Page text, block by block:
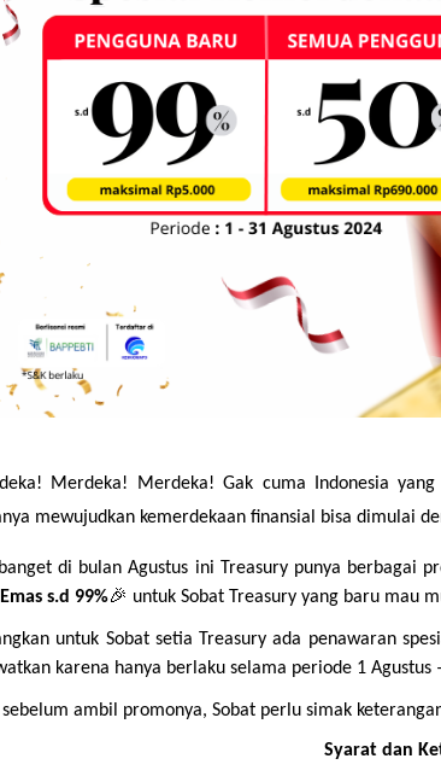
Merdeka! Merdeka! Gak cuma Indonesia
mewujudkan kemerdekaan finansial bisa dimulai
di bulan Agustus ini Treasury punya berbagai
s.d 99%🎉 untuk Sobat Treasury yang baru mau
untuk Sobat setia Treasury ada penawaran
karena hanya berlaku selama periode 1 Agustus
sebelum ambil promonya, Sobat perlu simak
Syarat dan